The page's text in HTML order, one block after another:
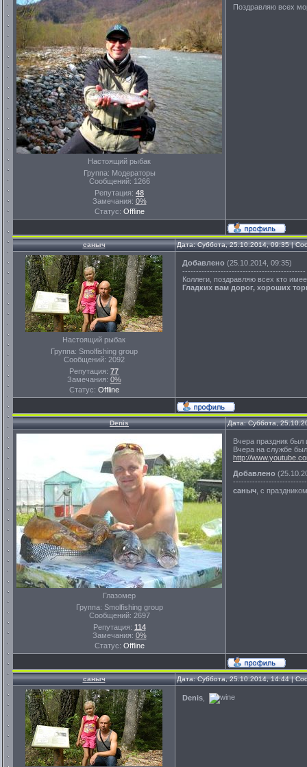
Настоящий рыбак
Группа: Модераторы
Сообщений: 1266
Репутация: 48
Замечания: 0%
Статус: Offline
Поздравляю всех
саныч Дата: Суббота, 25.10.2014, 09:35 |
Настоящий рыбак
Группа: Smolfishing group
Сообщений: 2092
Репутация: 77
Замечания: 0%
Статус: Offline
Добавлено (25.10.2014, 09:35)
---------------------------------------------
Коллеги, поздравляю всех кто
Гладких вам дорог, хороших
Denis Дата: Суббота,
Глазомер
Группа: Smolfishing group
Сообщений: 2697
Репутация: 114
Замечания: 0%
Статус: Offline
Вчера праздник
Вчера на службе
http://
Добавлено
саныч , с
саныч Дата: Суббота, 25.10.2014, 14:44 |
Denis